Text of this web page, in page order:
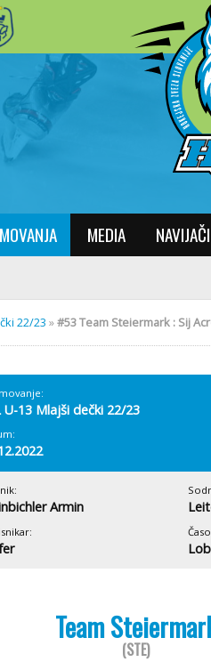
MEDIA NAVIJAČI
22/23 »#53 Team Steiermark : Sij
U-13 Mlajši dečki 22/23
Armin
Team
(STE)